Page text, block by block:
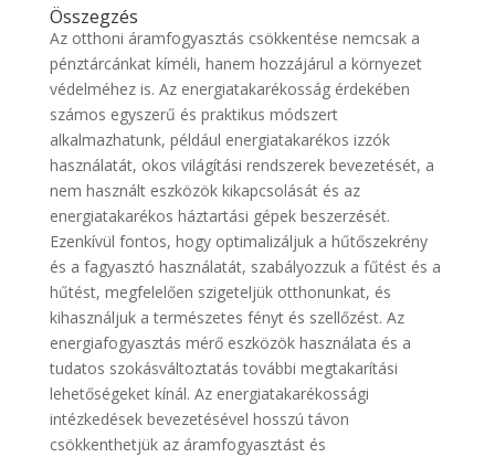
Összegzés
Az otthoni áramfogyasztás csökkentése nemcsak a
pénztárcánkat kíméli, hanem hozzájárul a környezet
védelméhez is. Az energiatakarékosság érdekében
számos egyszerű és praktikus módszert
alkalmazhatunk, például energiatakarékos izzók
használatát, okos világítási rendszerek bevezetését, a
nem használt eszközök kikapcsolását és az
energiatakarékos háztartási gépek beszerzését.
Ezenkívül fontos, hogy optimalizáljuk a hűtőszekrény
és a fagyasztó használatát, szabályozzuk a fűtést és a
hűtést, megfelelően szigeteljük otthonunkat, és
kihasználjuk a természetes fényt és szellőzést. Az
energiafogyasztás mérő eszközök használata és a
tudatos szokásváltoztatás további megtakarítási
lehetőségeket kínál. Az energiatakarékossági
intézkedések bevezetésével hosszú távon
csökkenthetjük az áramfogyasztást és